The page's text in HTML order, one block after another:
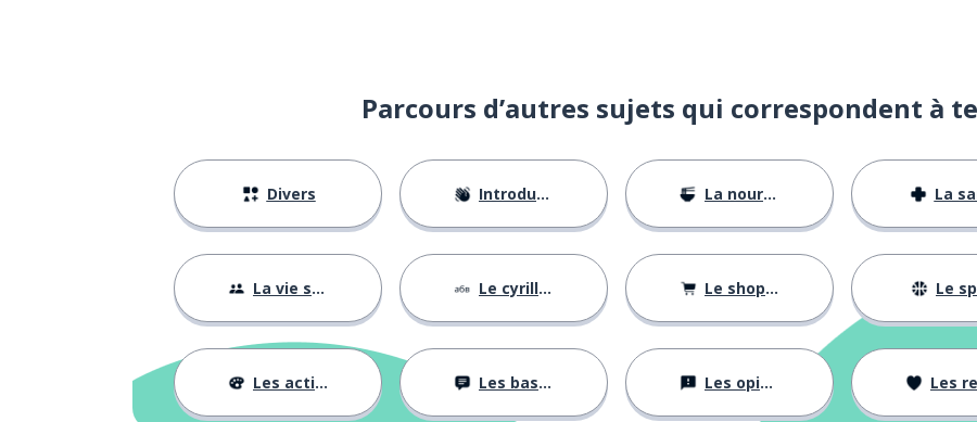
Parcours d’autres sujets qui correspondent à
Divers Introductions La nourriture La
La vie sociale Le cyrillique Le shopping Le
Les activités Les bases Les opinions Les